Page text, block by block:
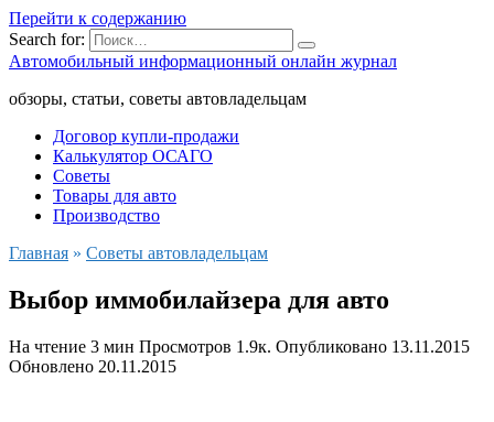
Перейти к содержанию
Search for:
Автомобильный информационный онлайн журнал
обзоры, статьи, советы автовладельцам
Договор купли-продажи
Калькулятор ОСАГО
Советы
Товары для авто
Производство
Главная » Советы автовладельцам
Выбор иммобилайзера для авто
На чтение 3 мин Просмотров 1.9к. Опубликовано 13.11.2015
Обновлено 20.11.2015